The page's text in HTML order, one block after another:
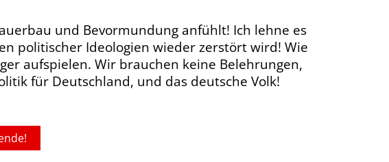
und Bevormundung anfühlt! Ich lehne es
politischer Ideologien wieder zerstört wird! Wie
aufspielen. Wir brauchen keine Belehrungen,
für Deutschland, und das deutsche Volk!